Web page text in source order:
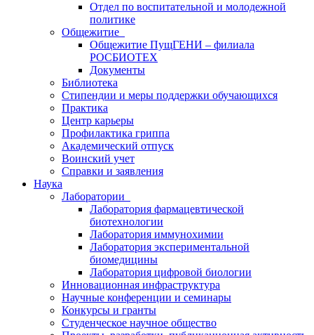
Отдел по воспитательной и молодежной
политике
Общежитие
Общежитие ПущГЕНИ – филиала
РОСБИОТЕХ
Документы
Библиотека
Стипендии и меры поддержки обучающихся
Практика
Центр карьеры
Профилактика гриппа
Академический отпуск
Воинский учет
Справки и заявления
Наука
Лаборатории
Лаборатория фармацевтической
биотехнологии
Лаборатория иммунохимии
Лаборатория экспериментальной
биомедицины
Лаборатория цифровой биологии
Инновационная инфраструктура
Научные конференции и семинары
Конкурсы и гранты
Студенческое научное общество